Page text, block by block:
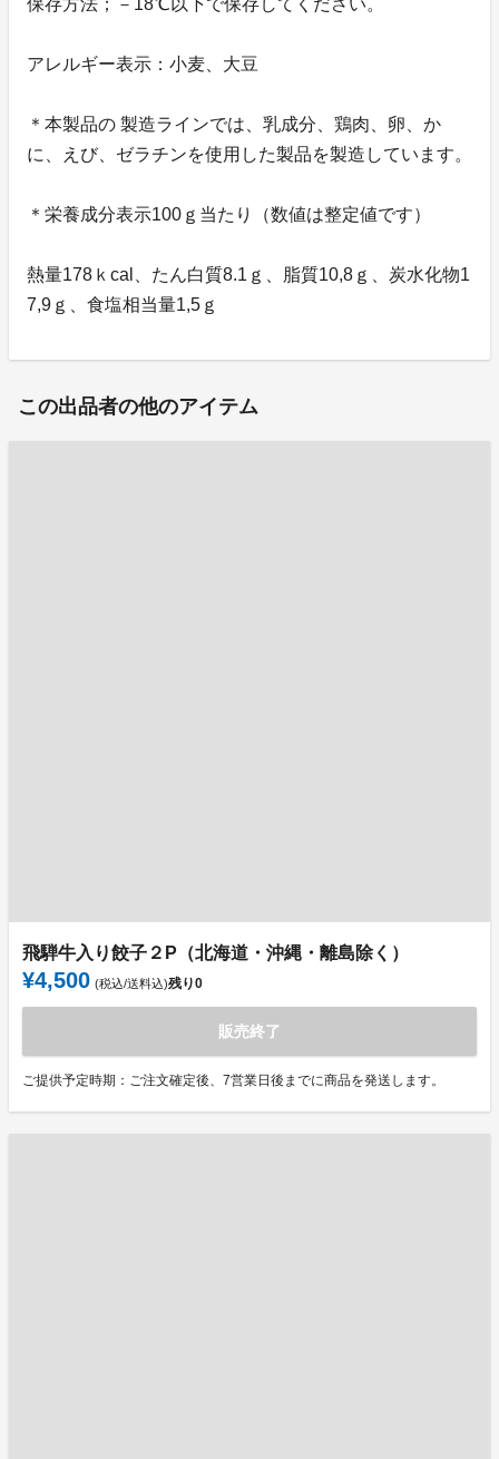
保存方法；－18℃以下で保存してください。
アレルギー表示：小麦、大豆
＊本製品の 製造ラインでは、乳成分、鶏肉、卵、か
に、えび、ゼラチンを使用した製品を製造しています。
＊栄養成分表示100ｇ当たり（数値は整定値です）
熱量178ｋcal、たん白質8.1ｇ、脂質10,8ｇ、炭水化物1
7,9ｇ、食塩相当量1,5ｇ
この出品者の他のアイテム
飛騨牛入り餃子２P（北海道・沖縄・離島除く）
¥4,500 (税込/送料込)残り0
販売終了
ご提供予定時期：ご注文確定後、7営業日後までに商品を発送します。